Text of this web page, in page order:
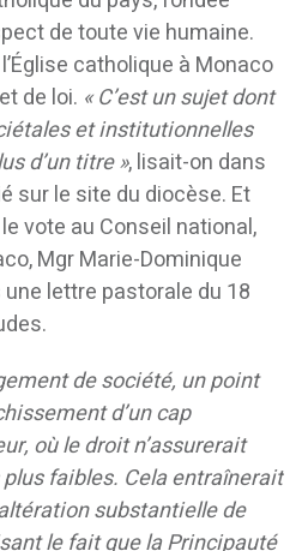
de toute vie humaine.
catholique à Monaco
de loi. « C’est un sujet dont
et institutionnelles
d’un titre », lisait-on dans
sur le site du diocèse. Et
vote au Conseil national,
Mgr Marie-Dominique
lettre pastorale du 18
de société, un point
d’un cap
où le droit n’assurerait
faibles. Cela entraînerait
substantielle de
le fait que la Principauté